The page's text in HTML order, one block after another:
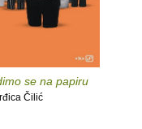
se na papiru
Čilić